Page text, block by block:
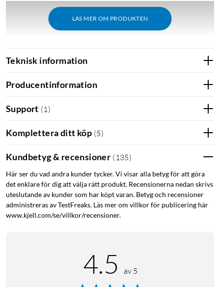
LÄS MER OM PRODUKTEN
iPhone 12 Mini skal iPhone 12 Mini skydd
Antibakteriellt
Teknisk information
Producentinformation
Support (1 )
Komplettera ditt köp (5)
Kundbetyg & recensioner ( 135)
Här ser du vad andra kunder tycker. Vi visar alla betyg för att göra
det enklare för dig att välja rätt produkt. Recensionerna nedan skrivs
uteslutande av kunder som har köpt varan. Betyg och recensioner
administreras av TestFreaks. Läs mer om villkor för publicering här
www.kjell.com/se/villkor/recensioner.
4.5 av 5